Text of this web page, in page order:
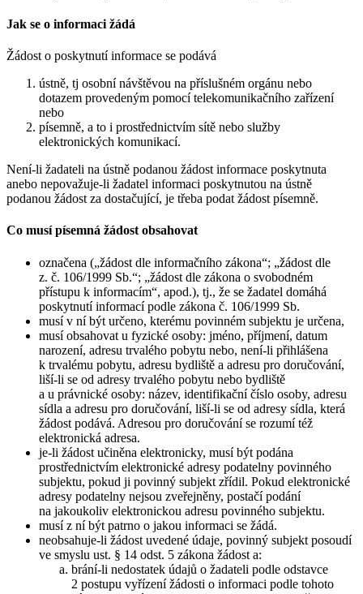
Jak se o informaci žádá
Žádost o poskytnutí informace se podává
ústně, tj osobní návštěvou na příslušném orgánu nebo
dotazem provedeným pomocí telekomunikačního zařízení
nebo
písemně, a to i prostřednictvím sítě nebo služby
elektronických komunikací.
Není-li žadateli na ústně podanou žádost informace poskytnuta
anebo nepovažuje-li žadatel informaci poskytnutou na ústně
podanou žádost za dostačující, je třeba podat žádost písemně.
Co musí písemná žádost obsahovat
označena („žádost dle informačního zákona“; „žádost dle
z. č. 106/1999 Sb.“; „žádost dle zákona o svobodném
přístupu k informacím“, apod.), tj., že se žadatel domáhá
poskytnutí informací podle zákona č. 106/1999 Sb.
musí v ní být určeno, kterému povinném subjektu je určena,
musí obsahovat u fyzické osoby: jméno, příjmení, datum
narození, adresu trvalého pobytu nebo, není-li přihlášena
k trvalému pobytu, adresu bydliště a adresu pro doručování,
liší-li se od adresy trvalého pobytu nebo bydliště
a u právnické osoby: název, identifikační číslo osoby, adresu
sídla a adresu pro doručování, liší-li se od adresy sídla, která
žádost podává. Adresou pro doručování se rozumí též
elektronická adresa.
je-li žádost učiněna elektronicky, musí být podána
prostřednictvím elektronické adresy podatelny povinného
subjektu, pokud ji povinný subjekt zřídil. Pokud elektronické
adresy podatelny nejsou zveřejněny, postačí podání
na jakoukoliv elektronickou adresu povinného subjektu.
musí z ní být patrno o jakou informaci se žádá.
neobsahuje-li žádost uvedené údaje, povinný subjekt posoudí
ve smyslu ust. § 14 odst. 5 zákona žádost a:
brání-li nedostatek údajů o žadateli podle odstavce
2 postupu vyřízení žádosti o informaci podle tohoto